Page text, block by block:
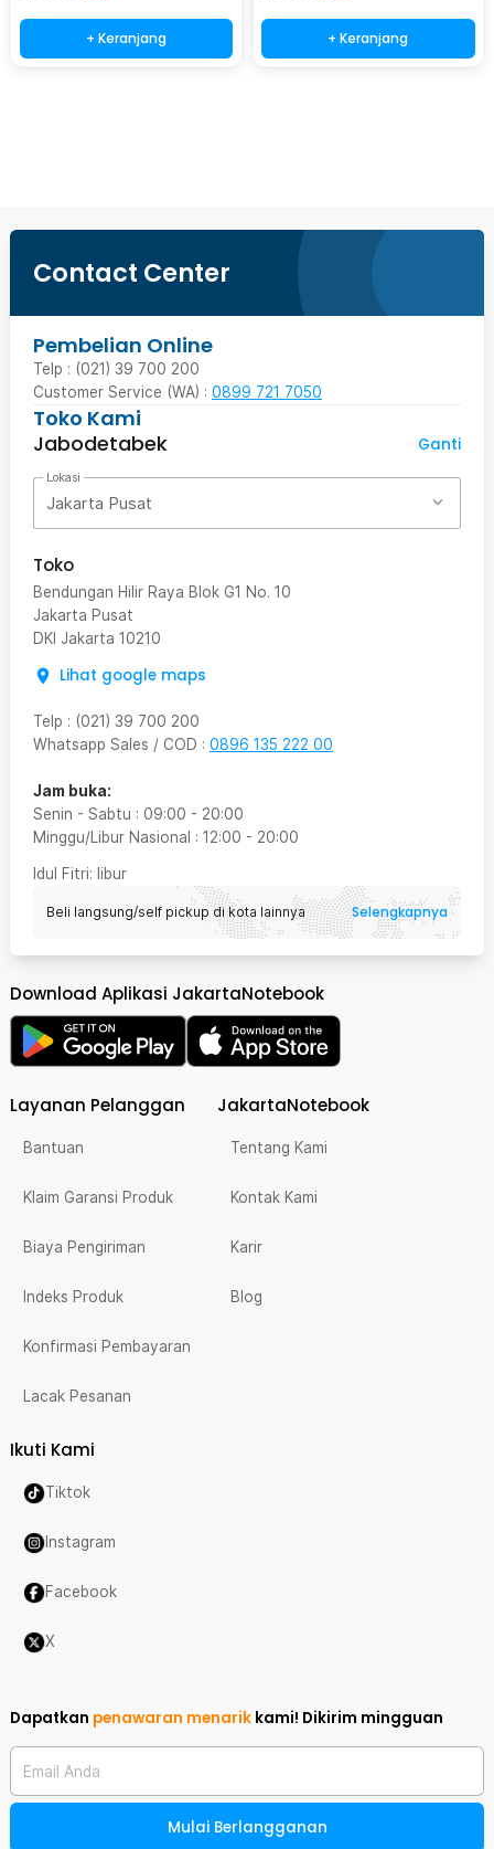
+ Keranjang + Keranjang
Contact Center
Pembelian Online
Telp : (021) 39 700 200
Customer Service (WA) : 0899 721 7050
Toko Kami
Jabodetabek
Ganti
Lokasi
Jakarta Pusat
Toko
Bendungan Hilir Raya Blok G1 No. 10
Jakarta Pusat
DKI Jakarta 10210
Lihat google maps
Telp : (021) 39 700 200
Whatsapp Sales / COD : 0896 135 222 00
Jam buka:
Senin - Sabtu : 09:00 - 20:00
Minggu/Libur Nasional : 12:00 - 20:00
Idul Fitri: libur
Beli langsung/self pickup di kota lainnya Selengkapnya
Download Aplikasi JakartaNotebook
Layanan Pelanggan
Bantuan
Klaim Garansi Produk
Biaya Pengiriman
Indeks Produk
Konfirmasi Pembayaran
Lacak Pesanan
JakartaNotebook
Tentang Kami
Kontak Kami
Karir
Blog
Ikuti Kami
Tiktok
Instagram
Facebook
X
Dapatkan penawaran menarik kami! Dikirim mingguan
Email Anda
Mulai Berlangganan